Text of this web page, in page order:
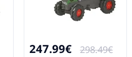
247.99€ 298.49€